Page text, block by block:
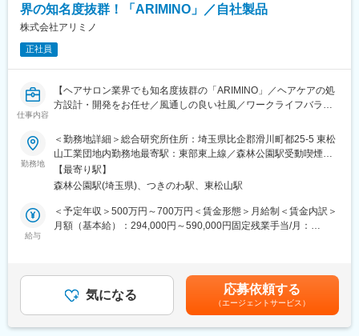
変更の範囲：本文参照
務に携わりながら仕事を覚えて頂きます。
■配属部署について
験でもご安心ください。
なお、同社は社長1名を含んで77名の社員が在籍（営業11名、企
ち、20代が46名、男女比は約2:8になります。中途入社の方も多
く、異業種からコスメに興味を持っている方が活躍している組織
です。また、女性が半数以上を占め、時短勤務をされているワー
キングママさんもいらっしゃいます。個人のライフスタイルに理
解があり、バランスが整っている環境です。※在宅勤務は入社後半
年以上経過以降に週1回可能
に販売網を確保し、安定的な取引と成長を遂げております。
◎代表商品：「&honey」、「THERATIS」など。
★2021年度@cosmeベストコスメアワード殿堂入り、1位、３位
界の知名度抜群！「ARIMINO」／自社製品
株式会社アリミノ
正社員
仕事内容
【ヘアサロン業界でも知名度抜群の「ARIMINO」／ヘアケアの処
方設計・開発をお任せ／風通しの良い社風／ワークライフバラン
ヘアサロン専用プロダクトの開発製造、販売を行う当社にて、処
方開発担当を募集いたします。
■業務概要：
・新製品の処方設計、開発
・原料・成分選定や実験
・試作品の評価（官能評価・分析機器を使用した評価）
・サロン訪問、美容師へのヒアリング
■開発する商品：
コールドパーマ液、ヘアカラー、スタイリング剤、シャンプー、
勤務地
＜勤務地詳細＞総合研究所住所：埼玉県比企郡滑川町都25-5 東松
山工業団地内勤務地最寄駅：東部東上線／森林公園駅受動喫煙対
策：屋内全面禁煙変更の範囲：会社の定める事業所
【最寄り駅】
森林公園駅(埼玉県)、つきのわ駅、東松山駅
給与
＜予定年収＞500万円～700万円＜賃金形態＞月給制＜賃金内訳＞
月額（基本給）：294,000円～590,000円固定残業手当/月：
や能力考慮の上優遇■賞与：年2回■昇給：年1回賃金はあくまでも
目安の金額であり、選考を通じて上下する可能性があります。月
給(月額)は固定手当を含めた表記です。
気になる 応募依頼する
（エージェントサービス）